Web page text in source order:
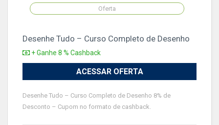
Oferta
Desenhe Tudo – Curso Completo de Desenho
+ Ganhe 8 % Cashback
ACESSAR OFERTA
Desenhe Tudo – Curso Completo de Desenho 8% de
Desconto – Cupom no formato de cashback.